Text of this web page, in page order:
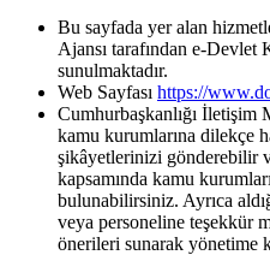
Bu sayfada yer alan
Ajansı tarafından e-Devlet
sunulmaktadır.
Web Sayfası https://
Cumhurbaşkanlığı İletişim
kamu kurumlarına dilekçe
şikâyetlerinizi gönderebilir
kapsamında kamu
bulunabilirsiniz. Ayrıca
veya personeline teşekkür
önerileri sunarak yönetime